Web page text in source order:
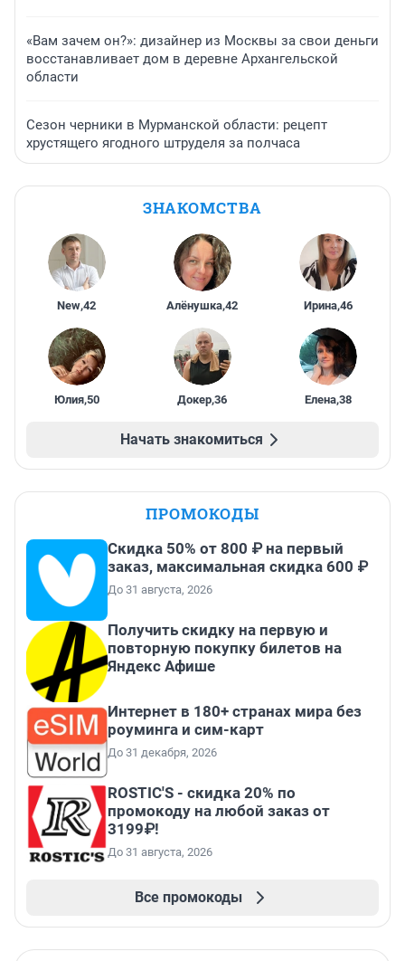
«Вам зачем он?»: дизайнер из Москвы за свои деньги
восстанавливает дом в деревне Архангельской
области
Сезон черники в Мурманской области: рецепт
хрустящего ягодного штруделя за полчаса
ЗНАКОМСТВА
New,42 Алёнушка,42 Ирина,46
Юлия,50 Докер,36 Елена,38
Начать знакомиться
ПРОМОКОДЫ
Скидка 50% от 800 ₽ на первый
заказ, максимальная скидка 600 ₽
До 31 августа, 2026
Получить скидку на первую и
повторную покупку билетов на
Яндекс Афише
Интернет в 180+ странах мира без
роуминга и сим-карт
До 31 декабря, 2026
ROSTIC'S - скидка 20% по
промокоду на любой заказ от
3199₽!
До 31 августа, 2026
Все промокоды